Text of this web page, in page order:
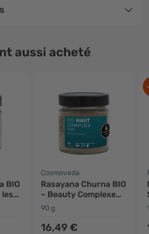
aussi acheté
BIO
les
Cosmoveda
Rasayana Churna BIO
– Beauty Complexe
pour la peau
90 g
16,49 €